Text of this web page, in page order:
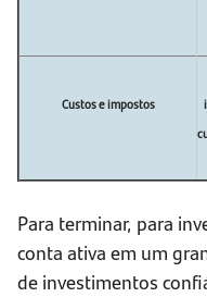
Custos e impostos
Para terminar, para
conta ativa em um
de investimentos